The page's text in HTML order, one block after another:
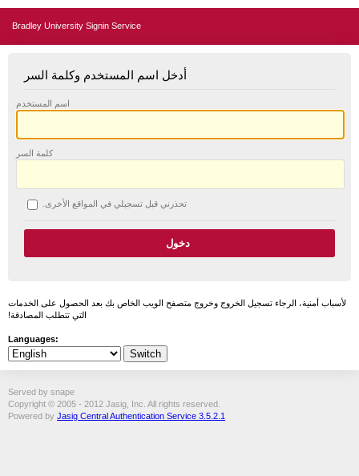
Bradley University Signin Service
أدخل اسم المستخدم وكلمة السر
اسم المستخدم
كلمة السر
تحذرني قبل تسجيلي في المواقع الأخرى.
لأسباب أمنية، الرجاء تسجيل الخروج وخروج متصفح الويب الخاص بك بعد الحصول على الخدمات
التي تتطلب المصادقة!
Languages:
Served by snape
Copyright © 2005 - 2012 Jasig, Inc. All rights reserved.
Powered by Jasig Central Authentication Service 3.5.2.1